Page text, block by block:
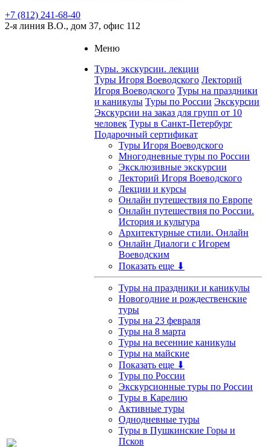
+7 (812) 241-68-40
2-я линия В.О., дом 37, офис 112
Меню
Туры. экскурсии. лекции
Туры Игоря Воеводского Лекторий
Игоря Воеводского Туры на праздники
и каникулы Туры по России Экскурсии
Экскурсии на заказ для групп от 10
человек Туры в Санкт-Петербург
Подарочный сертификат
Туры Игоря Воеводского
Многодневные туры по России
Эксклюзивные экскурсии
Лекторий Игоря Воеводского
Лекции и курсы
Онлайн путешествия по Европе
Онлайн путешествия по России.
История и культура
Архитектурные стили. Онлайн
Онлайн Диалоги с Игорем
Воеводским
Показать еще ⬇
Туры на праздники и каникулы
Новогодние и рождественские
туры
Туры на 23 февраля
Туры на 8 марта
Туры на весенние каникулы
Туры на майские
Показать еще ⬇
Туры по России
Экскурсионные туры по России
Туры в Карелию
Активные туры
Однодневные туры
Туры в Пушкинские Горы и
Псков